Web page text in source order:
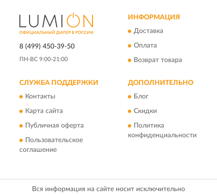
8 (499) 450-39-50
ПН-ВС 9:00-21:00
ИНФОРМАЦИЯ
Доставка
Оплата
Возврат товара
СЛУЖБА ПОДДЕРЖКИ
Контакты
Карта сайта
Публичная оферта
Пользовательское
соглашение
ДОПОЛНИТЕЛЬНО
Блог
Скидки
Политика
конфиденциальности
Вся информация на сайте носит исключительно